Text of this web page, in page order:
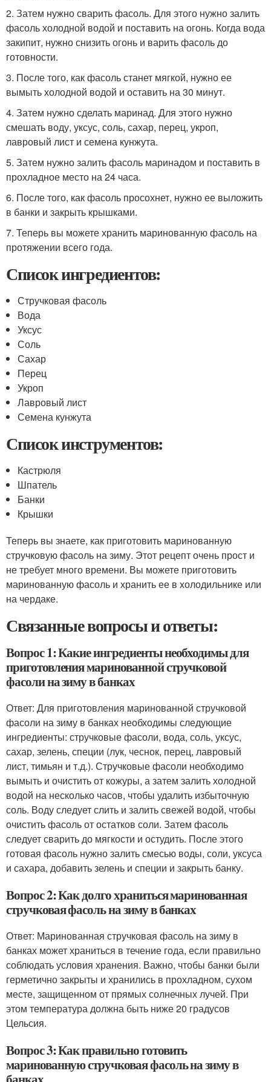
2. Затем нужно сварить фасоль. Для этого нужно залить
фасоль холодной водой и поставить на огонь. Когда вода
закипит, нужно снизить огонь и варить фасоль до
готовности.
3. После того, как фасоль станет мягкой, нужно ее
вымыть холодной водой и оставить на 30 минут.
4. Затем нужно сделать маринад. Для этого нужно
смешать воду, уксус, соль, сахар, перец, укроп,
лавровый лист и семена кунжута.
5. Затем нужно залить фасоль маринадом и поставить в
прохладное место на 24 часа.
6. После того, как фасоль просохнет, нужно ее выложить
в банки и закрыть крышками.
7. Теперь вы можете хранить маринованную фасоль на
протяжении всего года.
Список ингредиентов:
Стручковая фасоль
Вода
Уксус
Соль
Сахар
Перец
Укроп
Лавровый лист
Семена кунжута
Список инструментов:
Кастрюля
Шпатель
Банки
Крышки
Теперь вы знаете, как приготовить маринованную
стручковую фасоль на зиму. Этот рецепт очень прост и
не требует много времени. Вы можете приготовить
маринованную фасоль и хранить ее в холодильнике или
на чердаке.
Связанные вопросы и ответы:
Вопрос 1: Какие ингредиенты необходимы для
приготовления маринованной стручковой
фасоли на зиму в банках
Ответ: Для приготовления маринованной стручковой
фасоли на зиму в банках необходимы следующие
ингредиенты: стручковые фасоли, вода, соль, уксус,
сахар, зелень, специи (лук, чеснок, перец, лавровый
лист, тимьян и т.д.). Стручковые фасоли необходимо
вымыть и очистить от кожуры, а затем залить холодной
водой на несколько часов, чтобы удалить избыточную
соль. Воду следует слить и залить свежей водой, чтобы
очистить фасоль от остатков соли. Затем фасоль
следует сварить до мягкости и остудить. После этого
готовая фасоль нужно залить смесью воды, соли, уксуса
и сахара, добавить зелень и специи и закрыть банку.
Вопрос 2: Как долго храниться маринованная
стручковая фасоль на зиму в банках
Ответ: Маринованная стручковая фасоль на зиму в
банках может храниться в течение года, если правильно
соблюдать условия хранения. Важно, чтобы банки были
герметично закрыты и хранились в прохладном, сухом
месте, защищенном от прямых солнечных лучей. При
этом температура должна быть ниже 20 градусов
Цельсия.
Вопрос 3: Как правильно готовить
маринованную стручковая фасоль на зиму в